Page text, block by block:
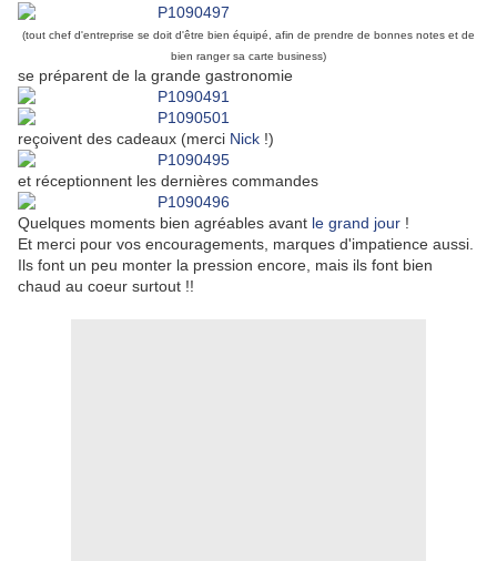
(tout chef d'entreprise se doit d'être bien équipé, afin de prendre de bonnes notes et de
bien ranger sa carte business)
se préparent de la grande gastronomie
reçoivent des cadeaux (merci Nick !)
et réceptionnent les dernières commandes
Quelques moments bien agréables avant le grand jour !
Et merci pour vos encouragements, marques d'impatience aussi.
Ils font un peu monter la pression encore, mais ils font bien
chaud au coeur surtout !!